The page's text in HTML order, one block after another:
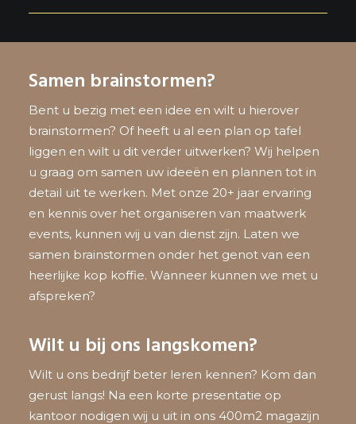
Samen brainstormen?
Bent u bezig met een idee en wilt u hierover
brainstormen? Of heeft u al een plan op tafel
liggen en wilt u dit verder uitwerken? Wij helpen
u graag om samen uw ideeën en plannen tot in
detail uit te werken. Met onze 20+ jaar ervaring
en kennis over het organiseren van maatwerk
events, kunnen wij u van dienst zijn. Laten we
samen brainstormen onder het genot van een
heerlijke kop koffie. Wanneer kunnen we met u
afspreken?
Wilt u bij ons langskomen?
Wilt u ons bedrijf beter leren kennen? Kom dan
gerust langs! Na een korte presentatie op
kantoor nodigen wij u uit in ons 400m2 magazijn